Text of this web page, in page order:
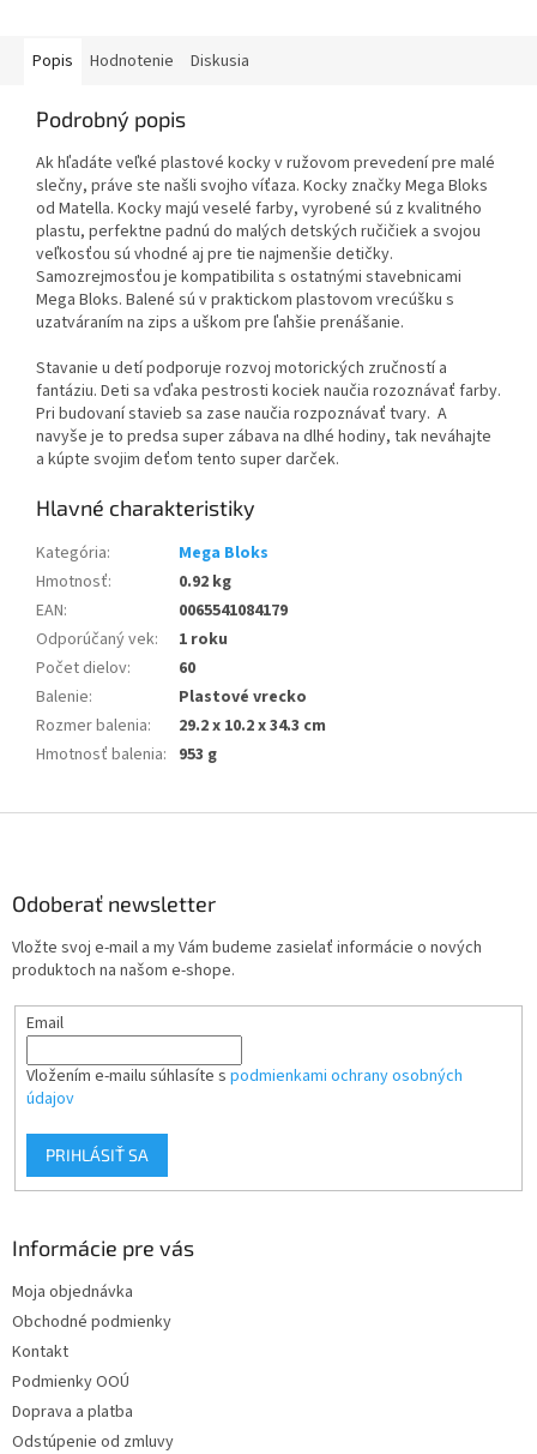
Popis Hodnotenie Diskusia
Podrobný popis
Ak hľadáte veľké plastové kocky v ružovom prevedení pre malé
slečny, práve ste našli svojho víťaza. Kocky značky Mega Bloks
od Matella. Kocky majú veselé farby, vyrobené sú z kvalitného
plastu, perfektne padnú do malých detských ručičiek a svojou
veľkosťou sú vhodné aj pre tie najmenšie detičky.
Samozrejmosťou je kompatibilita s ostatnými stavebnicami
Mega Bloks. Balené sú v praktickom plastovom vrecúšku s
uzatváraním na zips a uškom pre ľahšie prenášanie.
Stavanie u detí podporuje rozvoj motorických zručností a
fantáziu. Deti sa vďaka pestrosti kociek naučia rozoznávať farby.
Pri budovaní stavieb sa zase naučia rozpoznávať tvary. A
navyše je to predsa super zábava na dlhé hodiny, tak neváhajte
a kúpte svojim deťom tento super darček.
Kategória:
Mega Bloks
Hmotnosť:
0.92 kg
EAN:
0065541084179
Odporúčaný vek:
1 roku
Počet dielov:
60
Balenie:
Plastové vrecko
Rozmer balenia:
29.2 x 10.2 x 34.3 cm
Hmotnosť balenia: 953 g
Odoberať newsletter
Vložte svoj e-mail a my Vám budeme zasielať informácie o nových
produktoch na našom e-shope.
Email
Vložením e-mailu súhlasíte s podmienkami ochrany osobných
údajov
PRIHLÁSIŤ SA
Informácie pre vás
Moja objednávka
Obchodné podmienky
Kontakt
Podmienky OOÚ
Doprava a platba
Odstúpenie od zmluvy